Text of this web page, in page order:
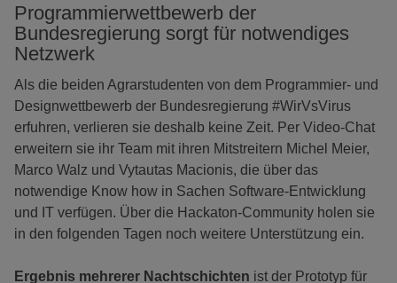
Programmierwettbewerb der
Bundesregierung sorgt für notwendiges
Netzwerk
Als die beiden Agrarstudenten von dem Programmier- und
Designwettbewerb der Bundesregierung #WirVsVirus
erfuhren, verlieren sie deshalb keine Zeit. Per Video-Chat
erweitern sie ihr Team mit ihren Mitstreitern Michel Meier,
Marco Walz und Vytautas Macionis, die über das
notwendige Know how in Sachen Software-Entwicklung
und IT verfügen. Über die Hackaton-Community holen sie
in den folgenden Tagen noch weitere Unterstützung ein.
Ergebnis mehrerer Nachtschichten ist der Prototyp für